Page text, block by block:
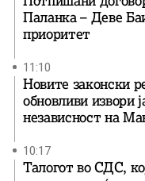
Паланка – Деве
приоритет
11:10
Новите законски
обновливи извори
независност на
10:17
Талогот во СДС,